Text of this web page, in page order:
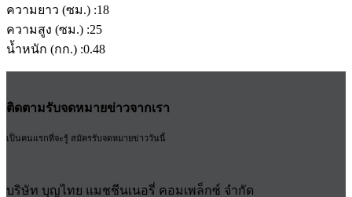
ความยาว (ซม.) :18
ความสูง (ซม.) :25
น้ำหนัก (กก.) :0.48
ติดตามรับจดหมายข่าวจากเรา
เป็นคนแรกที่จะรู้ สมัครรับจดหมายข่าววันนี้
บริษัท บุญไทย แมชชีนเนอรี่ คอมเพล็กซ์ จำกัด